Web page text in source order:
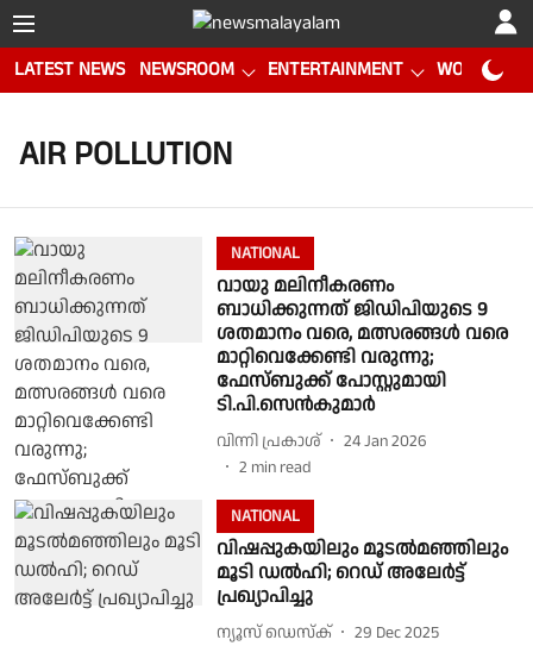
LATEST NEWS NEWSROOM ENTERTAINMENT WORLD CUP
AIR POLLUTION
NATIONAL
വായു മലിനീകരണം
ബാധിക്കുന്നത് ജിഡിപിയുടെ 9
ശതമാനം വരെ, മത്സരങ്ങൾ വരെ
മാറ്റിവെക്കേണ്ടി വരുന്നു;
ഫേസ്ബുക്ക് പോസ്റ്റുമായി
ടി.പി.സെൻകുമാർ
വിന്നി പ്രകാശ്
24 Jan 2026
2 min read
NATIONAL
വിഷപ്പുകയിലും മൂടൽമഞ്ഞിലും
മൂടി ഡൽഹി; റെഡ് അലേർട്ട്
പ്രഖ്യാപിച്ചു
ന്യൂസ് ഡെസ്ക്
29 Dec 2025